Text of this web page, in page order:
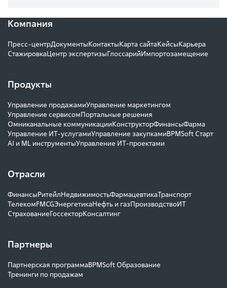
Компания
Пресс-центрДокументыКонтактыКарта сайтаКейсыКарьера
СтажировкаЦентр экспертизыГлоссарийИмпортозамещение
Продукты
Управление продажамиУправление маркетингом
Управление сервисомПортальные решения
Омниканальные коммуникацииКонструкторФинансыФарма
Управление ИТ-услугамиУправление закупкамиBPMSoft Старт
AI и ML инструментыУправление ИТ-проектами
Отрасли
ФинансыРитейлНедвижимостьФармацевтикаТранспорт
ТелекомFMCGЭнергетикаНефть и газПроизводствоИТ
СтрахованиеГоссекторКонсалтинг
Партнеры
Партнерская программаBPMSoft Образование
Тренинги по продажам